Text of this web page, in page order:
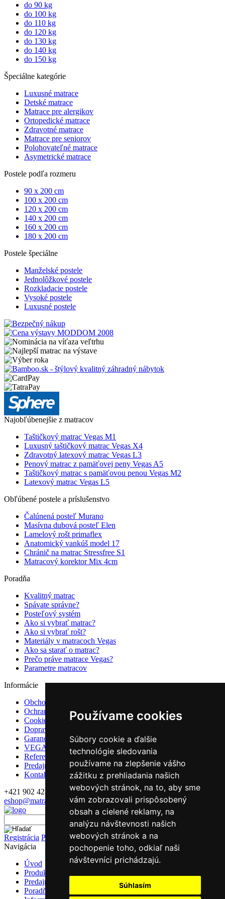
Používame cookies
Súbory cookie a ďalšie
technológie sledovania
používame na zlepšenie vášho
zážitku z prehliadania našich
webových stránok, na to, aby sme
vám zobrazovali prispôsobený
obsah a cielené reklamy, na
analýzu návštevnosti našich
webových stránok a na
pochopenie toho, odkiaľ naši
návštevníci prichádzajú.
Súhlasím
do 90 kg
do 100 kg
do 110 kg
do 120 kg
do 130 kg
do 140 kg
do 150 kg
Špeciálne kategórie
Luxusné matrace
Detské matrace
Matrace pre alergikov
Ortopedické matrace
Zdravotné matrace
Matrace pre seniorov
Polohovateľné matrace
Asymetrické matrace
Postele podľa rozmeru
90 x 200 cm
100 x 200 cm
120 x 200 cm
140 x 200 cm
160 x 200 cm
180 x 200 cm
Postele špeciálne
Manželské postele
Jednolôžkové postele
Rozkladacie postele
Vysoké postele
Luxusné postele
Najobľúbenejšie z matracov
Taštičkový matrac Vegas M1
Luxusný taštičkový matrac Vegas X4
Zdravotný latexový matrac Vegas L3
Penový matrac z pamäťovej peny Vegas A5
Taštičkový matrac s pamäťovou penou Vegas M2
Latexový matrac Vegas L5
Obľúbené postele a príslušenstvo
Čalúnená posteľ Murano
Masívna dubová posteľ Elen
Lamelový rošt primaflex
Anatomický vankúš model 17
Chránič na matrac Stressfree S1
Matracový korektor Mix 4cm
Poradňa
Kvalitný matrac
Spávate správne?
Posteľový systém
Ako si vybrať matrac?
Ako si vybrať rošt?
Materiály v matracoch Vegas
Ako sa starať o matrac?
Prečo práve matrace Vegas?
Parametre matracov
Informácie
Obchodné podmienky
Ochrana osobných údajov
Cookies
Doprava
Garancie a záruky
VEGAS Group
Referencie
Predajne
Kontakt
+421 902 428 992
eshop@matrace-vegas.sk
Vyhľadávanie
Registrácia Prihlásenie
Navigácia
Úvod
Produkty
Predajne
Poradňa